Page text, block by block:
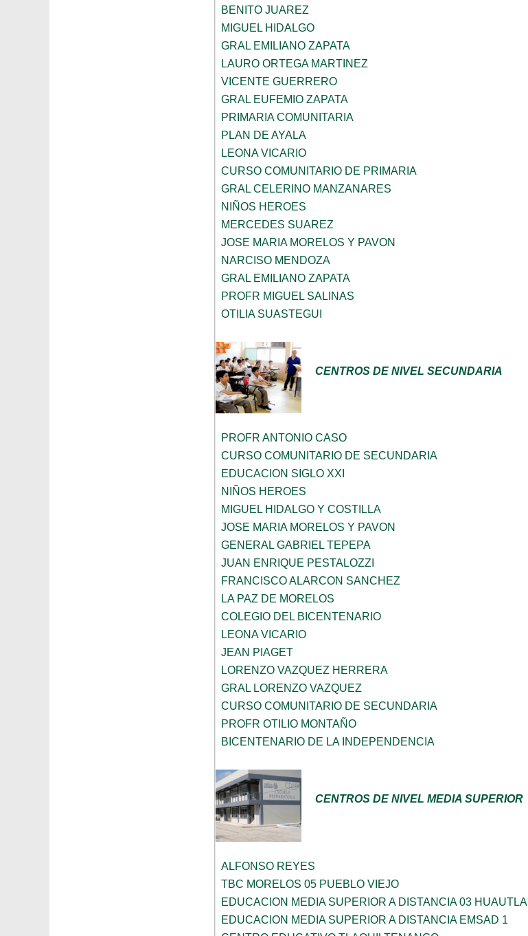
BENITO JUAREZ
MIGUEL HIDALGO
GRAL EMILIANO ZAPATA
LAURO ORTEGA MARTINEZ
VICENTE GUERRERO
GRAL EUFEMIO ZAPATA
PRIMARIA COMUNITARIA
PLAN DE AYALA
LEONA VICARIO
CURSO COMUNITARIO DE PRIMARIA
GRAL CELERINO MANZANARES
NIÑOS HEROES
MERCEDES SUAREZ
JOSE MARIA MORELOS Y PAVON
NARCISO MENDOZA
GRAL EMILIANO ZAPATA
PROFR MIGUEL SALINAS
OTILIA SUASTEGUI
CENTROS DE NIVEL SECUNDARIA
PROFR ANTONIO CASO
CURSO COMUNITARIO DE SECUNDARIA
EDUCACION SIGLO XXI
NIÑOS HEROES
MIGUEL HIDALGO Y COSTILLA
JOSE MARIA MORELOS Y PAVON
GENERAL GABRIEL TEPEPA
JUAN ENRIQUE PESTALOZZI
FRANCISCO ALARCON SANCHEZ
LA PAZ DE MORELOS
COLEGIO DEL BICENTENARIO
LEONA VICARIO
JEAN PIAGET
LORENZO VAZQUEZ HERRERA
GRAL LORENZO VAZQUEZ
CURSO COMUNITARIO DE SECUNDARIA
PROFR OTILIO MONTAÑO
BICENTENARIO DE LA INDEPENDENCIA
CENTROS DE NIVEL MEDIA SUPERIOR
ALFONSO REYES
TBC MORELOS 05 PUEBLO VIEJO
EDUCACION MEDIA SUPERIOR A DISTANCIA 03 HUAUTLA
EDUCACION MEDIA SUPERIOR A DISTANCIA EMSAD 1